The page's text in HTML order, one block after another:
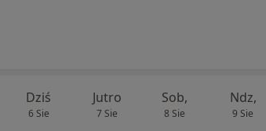
Dziś
6 Sie
Jutro
7 Sie
Sob,
8 Sie
Ndz,
9 Sie